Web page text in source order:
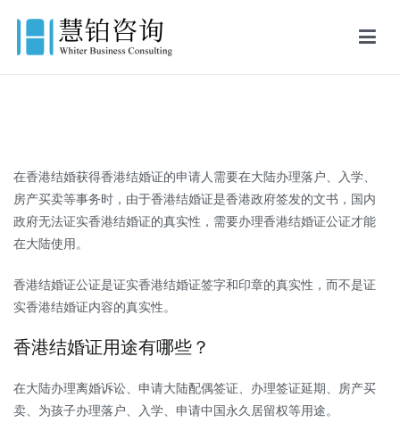
在香港结婚获得香港结婚证的申请人需要在大陆办理落户、入学、
房产买卖等事务时，由于香港结婚证是香港政府签发的文书，国内
政府无法证实香港结婚证的真实性，需要办理香港结婚证公证才能
在大陆使用。
香港结婚证公证是证实香港结婚证签字和印章的真实性，而不是证
实香港结婚证内容的真实性。
香港结婚证用途有哪些？
在大陆办理离婚诉讼、申请大陆配偶签证、办理签证延期、房产买
卖、为孩子办理落户、入学、申请中国永久居留权等用途。